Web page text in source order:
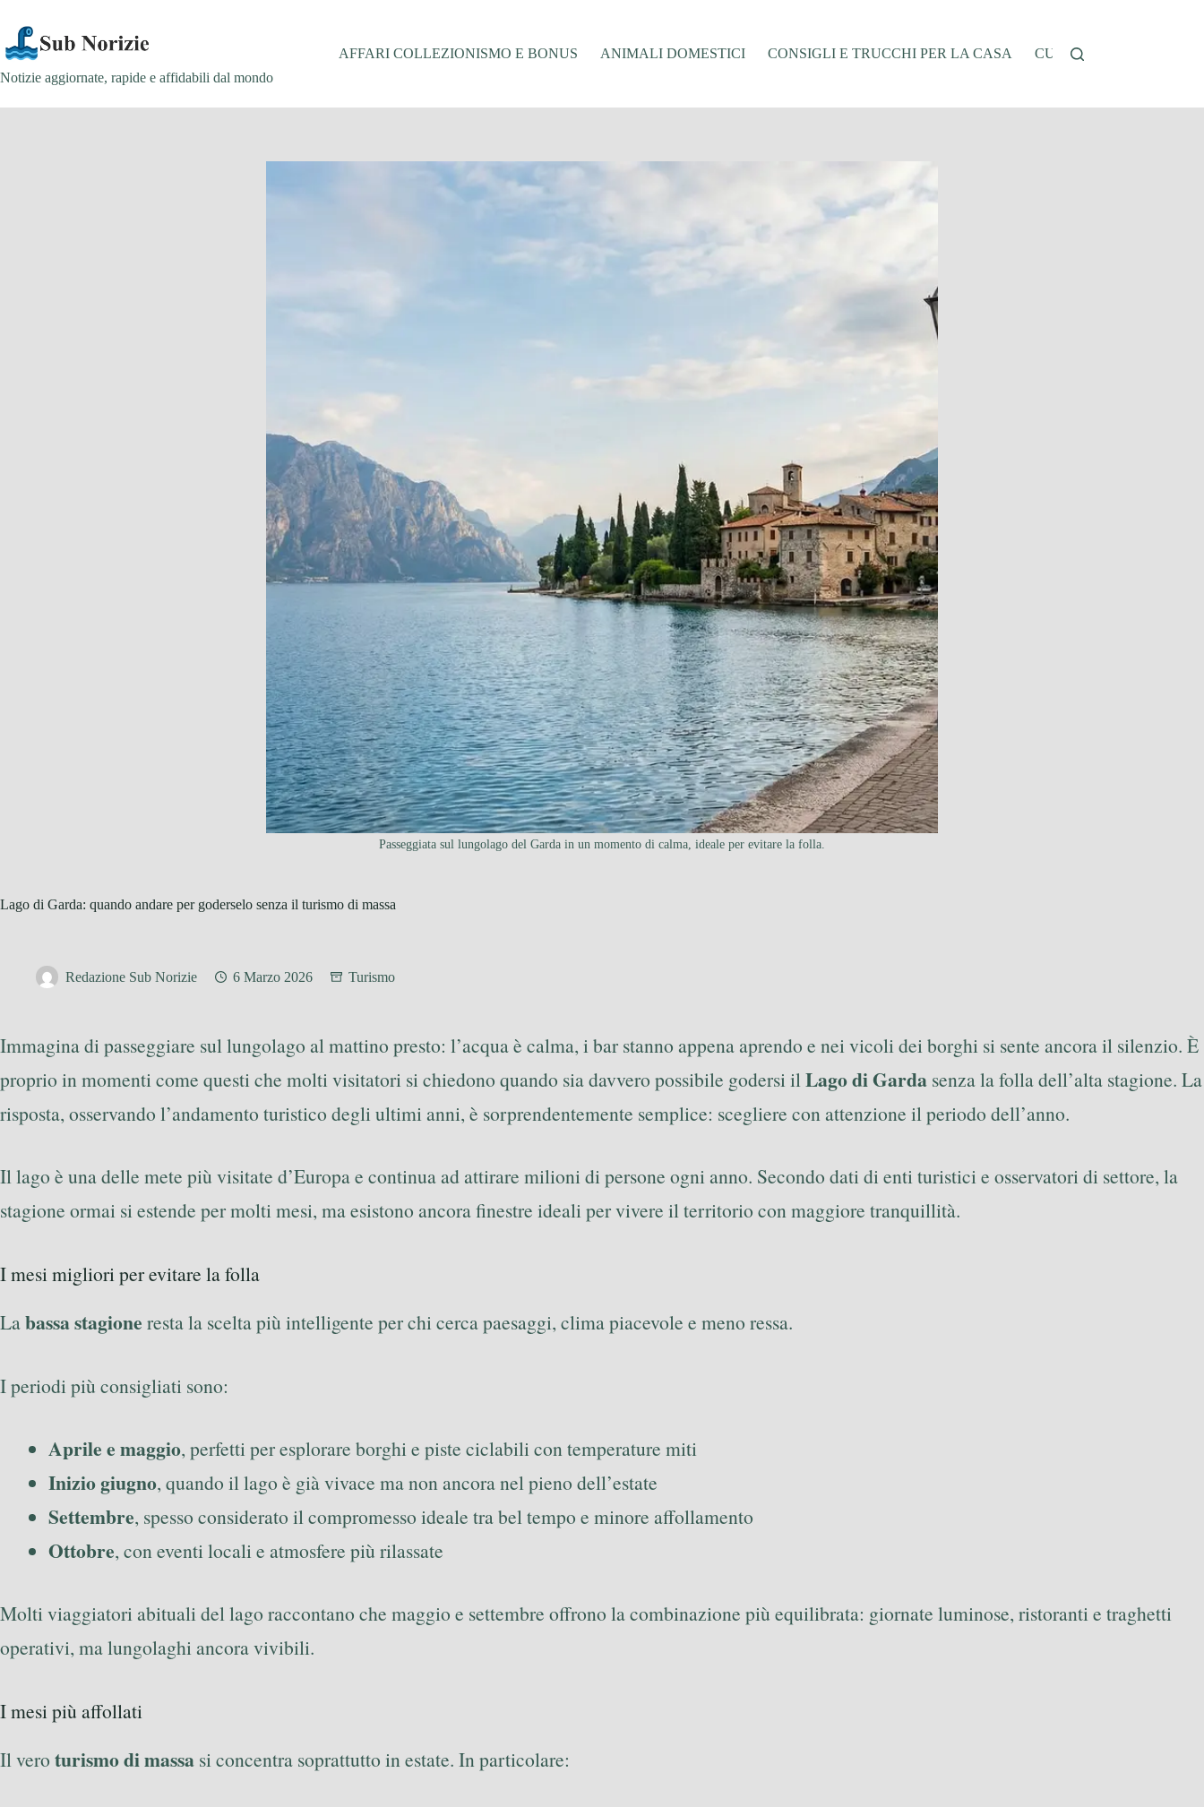
contenuto
Notizie aggiornate, rapide e affidabili dal mondo
AFFARI COLLEZIONISMO E BONUS ANIMALI DOMESTICI CONSIGLI E TRUCCHI PER LA CASA CUCINA E RICETTE
Passeggiata sul lungolago del Garda in un momento di calma, ideale per evitare la folla.
Lago di Garda: quando andare per goderselo senza il turismo di massa
Redazione Sub Norizie 6 Marzo 2026 Turismo
Immagina di passeggiare sul lungolago al mattino presto: l’acqua è calma, i bar stanno appena aprendo e nei vicoli dei borghi si sente ancora il silenzio. È
proprio in momenti come questi che molti visitatori si chiedono quando sia davvero possibile godersi ilLago di Garda senza la folla dell’alta stagione. La
risposta, osservando l’andamento turistico degli ultimi anni, è sorprendentemente semplice: scegliere con attenzione il periodo dell’anno.
Il lago è una delle mete più visitate d’Europa e continua ad attirare milioni di persone ogni anno. Secondo dati di enti turistici e osservatori di settore, la
stagione ormai si estende per molti mesi, ma esistono ancora finestre ideali per vivere il territorio con maggiore tranquillità.
I mesi migliori per evitare la folla
Labassa stagione resta la scelta più intelligente per chi cerca paesaggi, clima piacevole e meno ressa.
I periodi più consigliati sono:
Aprile e maggio, perfetti per esplorare borghi e piste ciclabili con temperature miti
Inizio giugno, quando il lago è già vivace ma non ancora nel pieno dell’estate
Settembre, spesso considerato il compromesso ideale tra bel tempo e minore affollamento
Ottobre, con eventi locali e atmosfere più rilassate
Molti viaggiatori abituali del lago raccontano che maggio e settembre offrono la combinazione più equilibrata: giornate luminose, ristoranti e traghetti
operativi, ma lungolaghi ancora vivibili.
I mesi più affollati
Il vero turismo di massa si concentra soprattutto in estate. In particolare: